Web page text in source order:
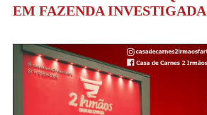
EM FAZENDA INVESTIGADA